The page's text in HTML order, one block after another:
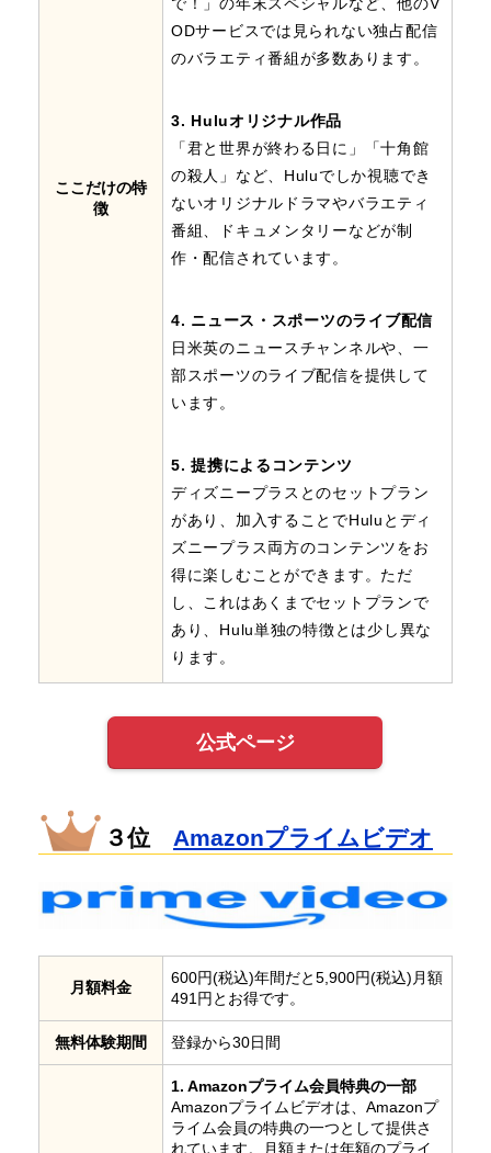
ここだけの特
徴
で！」の年末スペシャルなど、他のV
ODサービスでは見られない独占配信
のバラエティ番組が多数あります。
3. Huluオリジナル作品
「君と世界が終わる日に」「十角館
の殺人」など、Huluでしか視聴でき
ないオリジナルドラマやバラエティ
番組、ドキュメンタリーなどが制
作・配信されています。
4. ニュース・スポーツのライブ配信
日米英のニュースチャンネルや、一
部スポーツのライブ配信を提供して
います。
5. 提携によるコンテンツ
ディズニープラスとのセットプラン
があり、加入することでHuluとディ
ズニープラス両方のコンテンツをお
得に楽しむことができます。ただ
し、これはあくまでセットプランで
あり、Hulu単独の特徴とは少し異な
ります。
公式ページ
３位 Amazonプライムビデオ
月額料金
600円(税込)年間だと5,900円(税込)月額
491円とお得です。
無料体験期間 登録から30日間
1. Amazonプライム会員特典の一部
Amazonプライムビデオは、Amazonプ
ライム会員の特典の一つとして提供さ
れています。月額または年額のプライ